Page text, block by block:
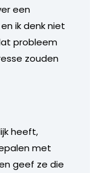
een
ik denk niet
probleem
zouden
heeft,
met
geef ze die